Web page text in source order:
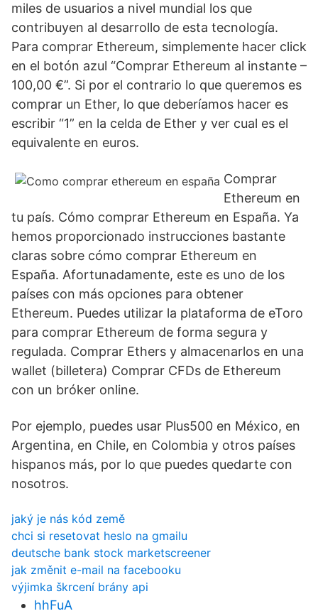
miles de usuarios a nivel mundial los que
contribuyen al desarrollo de esta tecnología.
Para comprar Ethereum, simplemente hacer click
en el botón azul “Comprar Ethereum al instante –
100,00 €”. Si por el contrario lo que queremos es
comprar un Ether, lo que deberíamos hacer es
escribir “1” en la celda de Ether y ver cual es el
equivalente en euros.
Comprar
Ethereum en
tu país. Cómo comprar Ethereum en España. Ya
hemos proporcionado instrucciones bastante
claras sobre cómo comprar Ethereum en
España. Afortunadamente, este es uno de los
países con más opciones para obtener
Ethereum. Puedes utilizar la plataforma de eToro
para comprar Ethereum de forma segura y
regulada. Comprar Ethers y almacenarlos en una
wallet (billetera) Comprar CFDs de Ethereum
con un bróker online.
Por ejemplo, puedes usar Plus500 en México, en
Argentina, en Chile, en Colombia y otros países
hispanos más, por lo que puedes quedarte con
nosotros.
jaký je nás kód země
chci si resetovat heslo na gmailu
deutsche bank stock marketscreener
jak změnit e-mail na facebooku
výjimka škrcení brány api
hhFuA